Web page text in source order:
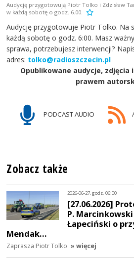
Audycję przygotowują Piotr Tolko i Zdzisław
w każdą sobotę o godz. 6.00.
Audycję przygotowuje Piotr Tolko. Na
każdą sobotę o godz. 6:00. Masz
sprawa, potrzebujesz interwencji?
adres: tolko@radioszczecin.pl
Opublikowane audycje, zdjęcia
prawem
PODCAST AUDIO
Zobacz także
2026-06-27, godz. 06:00
[27.06.2026]
P.
Łapeciński o
Mendak…
Zaprasza Piotr Tolko » więcej